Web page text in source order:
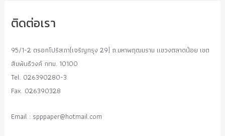
ติดต่อเรา
95/1-2 ตรอกโปริสภา(เจริญกรุง 29) ถ.มหาพฤฒมราม แขวงตลาดน้อย เขต
สัมพันธืวงค์ กทม. 10100
Tel. 026390280-3
Fax. 026390328
Email : spppaper@hotmail.com